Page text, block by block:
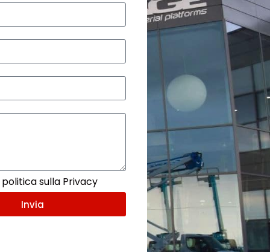
sulla Privacy
Invia